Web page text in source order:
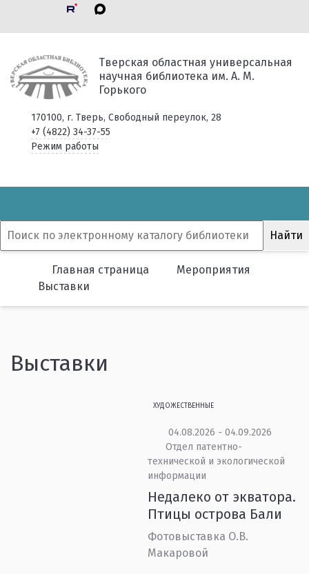
Тверская областная универсальная
научная библиотека им. А. М.
Горького
170100, г. Тверь, Свободный переулок, 28
+7 (4822) 34-37-55
Режим работы
Главная страница
Мероприятия
Выставки
Выставки
ХУДОЖЕСТВЕННЫЕ
04.08.2026 - 04.09.2026
Отдел патентно-
технической и экологической
информации
Недалеко от экватора.
Птицы острова Бали
Фотовыставка О.В.
Макаровой